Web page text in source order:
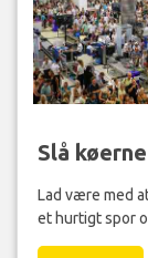
Slå køerne
Lad være med
et hurtigt spor